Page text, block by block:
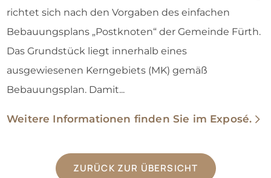
richtet sich nach den Vorgaben des einfachen
Bebauungsplans „Postknoten“ der Gemeinde Fürth.
Das Grundstück liegt innerhalb eines
ausgewiesenen Kerngebiets (MK) gemäß
Bebauungsplan. Damit...
Weitere Informationen finden Sie im Exposé.
ZURÜCK ZUR ÜBERSICHT